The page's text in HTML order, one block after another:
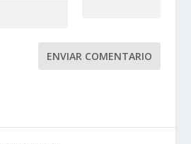
ENVIAR COMENTARIO